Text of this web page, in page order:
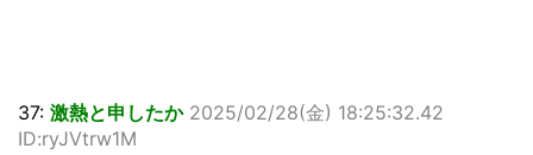
37: 激熱と申したか 2025/02/28(金) 18:25:32.42
ID:ryJVtrw1M